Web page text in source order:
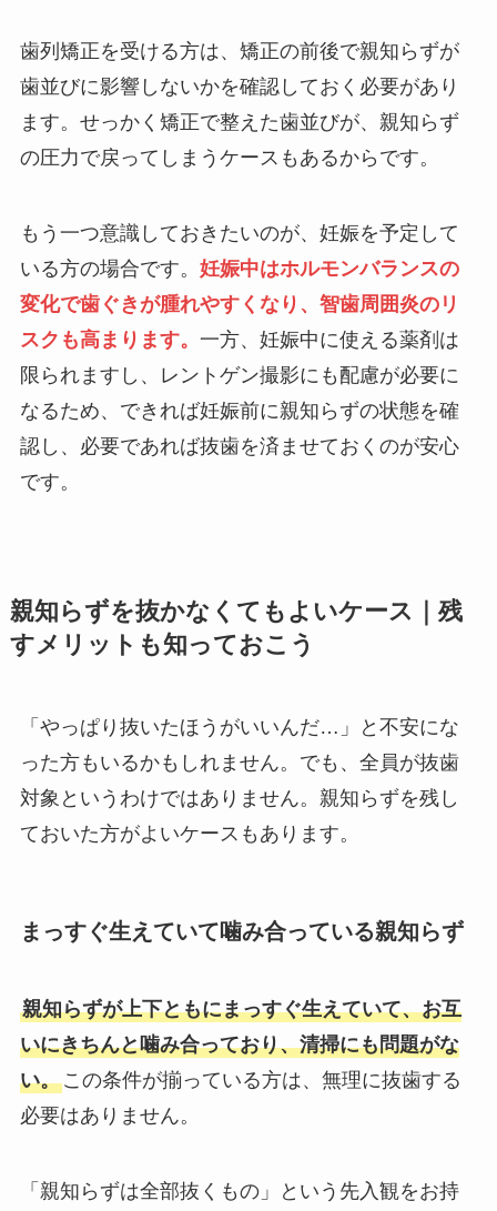
歯列矯正を受ける方は、矯正の前後で親知らずが
歯並びに影響しないかを確認しておく必要があり
ます。せっかく矯正で整えた歯並びが、親知らず
の圧力で戻ってしまうケースもあるからです。
もう一つ意識しておきたいのが、妊娠を予定して
いる方の場合です。 妊娠中はホルモンバランスの
変化で歯ぐきが腫れやすくなり、智歯周囲炎のリ
スクも高まります。 一方、妊娠中に使える薬剤は
限られますし、レントゲン撮影にも配慮が必要に
なるため、できれば妊娠前に親知らずの状態を確
認し、必要であれば抜歯を済ませておくのが安心
です。
親知らずを抜かなくてもよいケース｜残
すメリットも知っておこう
「やっぱり抜いたほうがいいんだ…」と不安にな
った方もいるかもしれません。でも、全員が抜歯
対象というわけではありません。親知らずを残し
ておいた方がよいケースもあります。
まっすぐ生えていて噛み合っている親知らず
親知らずが上下ともにまっすぐ生えていて、お互
いにきちんと噛み合っており、清掃にも問題がな
い。この条件が揃っている方は、無理に抜歯する
必要はありません。
「親知らずは全部抜くもの」という先入観をお持